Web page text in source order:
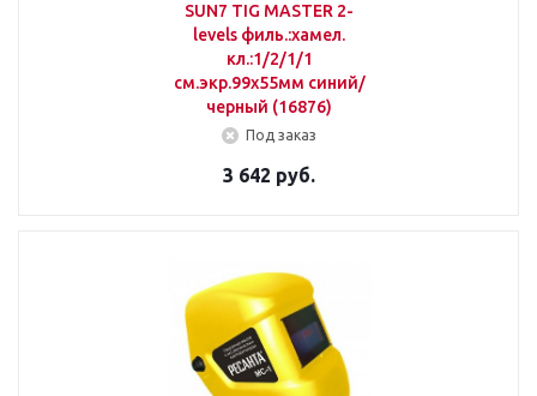
SUN7 TIG MASTER 2-
levels филь.:хамел.
кл.:1/2/1/1
см.экр.99x55мм синий/
черный (16876)
Под заказ
3 642 руб.